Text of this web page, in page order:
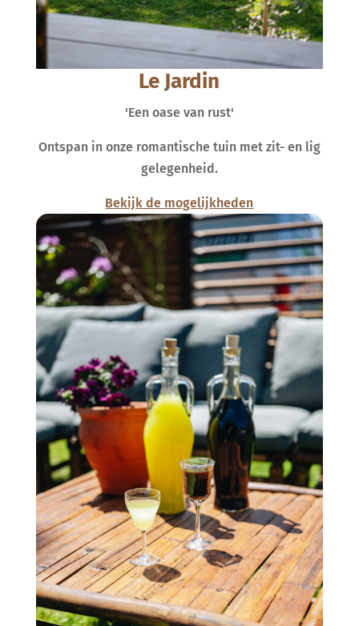
Le Jardin
'Een oase van rust'
Ontspan in onze romantische tuin met zit- en lig
gelegenheid.
Bekijk de mogelijkheden